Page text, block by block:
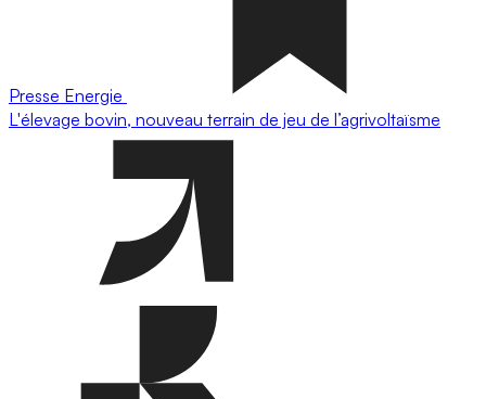
Presse Energie
L'élevage bovin, nouveau terrain de jeu de l’agrivoltaïsme